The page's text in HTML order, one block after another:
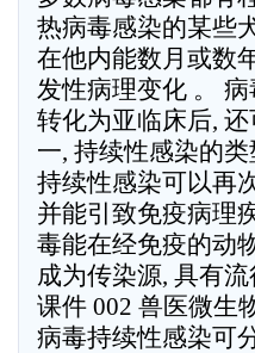
热病毒感染的某些
在他内能数月或数
发性病理变化 。
转化为亚临床后, 还
一, 持续性感染的类
持续性感染可以再
并能引致免疫病理
毒能在经免疫的动
成为传染源, 具有流
课件 002 兽医微生
病毒持续性感染可